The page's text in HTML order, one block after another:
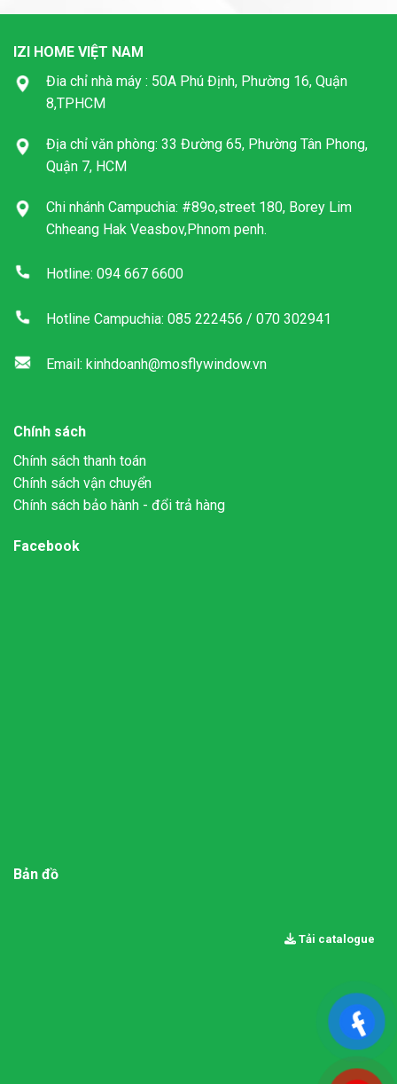
Tải catalogue
IZI HOME VIỆT NAM
Đia chỉ nhà máy : 50A Phú Định, Phường 16, Quận
8,TPHCM
Địa chỉ văn phòng: 33 Đường 65, Phường Tân Phong,
Quận 7, HCM
Chi nhánh Campuchia: #89o,street 180, Borey Lim
Chheang Hak Veasbov,Phnom penh.
Hotline: 094 667 6600
Hotline Campuchia: 085 222456 / 070 302941
Email: kinhdoanh@mosflywindow.vn
Chính sách
Chính sách thanh toán
Chính sách vận chuyển
Chính sách bảo hành - đổi trả hàng
Facebook
Bản đồ